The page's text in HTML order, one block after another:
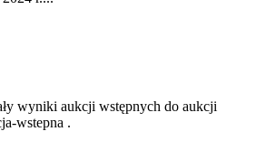
wyniki aukcji wstępnych do aukcji
wstepna .